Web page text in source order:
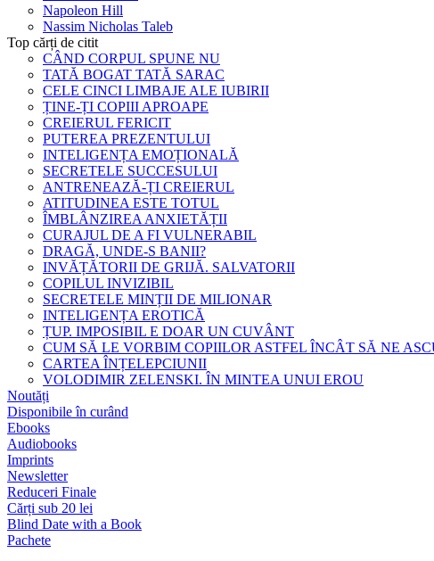
Napoleon Hill
Nassim Nicholas Taleb
Top cărți de citit
CÂND CORPUL SPUNE NU
TATĂ BOGAT TATĂ SARAC
CELE CINCI LIMBAJE ALE IUBIRII
ȚINE-ȚI COPIII APROAPE
CREIERUL FERICIT
PUTEREA PREZENTULUI
INTELIGENȚA EMOȚIONALĂ
SECRETELE SUCCESULUI
ANTRENEAZĂ-ȚI CREIERUL
ATITUDINEA ESTE TOTUL
ÎMBLÂNZIREA ANXIETĂȚII
CURAJUL DE A FI VULNERABIL
DRAGĂ, UNDE-S BANII?
INVĂȚĂTORII DE GRIJĂ. SALVATORII
COPILUL INVIZIBIL
SECRETELE MINȚII DE MILIONAR
INTELIGENȚA EROTICĂ
ȚUP. IMPOSIBIL E DOAR UN CUVÂNT
CUM SĂ LE VORBIM COPIILOR ASTFEL ÎNCÂT SĂ NE
CARTEA ÎNȚELEPCIUNII
VOLODIMIR ZELENSKI. ÎN MINTEA UNUI EROU
Noutăți
Disponibile în curând
Ebooks
Audiobooks
Imprints
Newsletter
Reduceri Finale
Cărți sub 20 lei
Blind Date with a Book
Pachete